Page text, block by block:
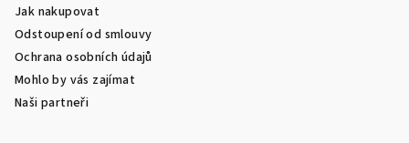
Jak nakupovat
Odstoupení od smlouvy
Ochrana osobních údajů
Mohlo by vás zajímat
Naši partneři